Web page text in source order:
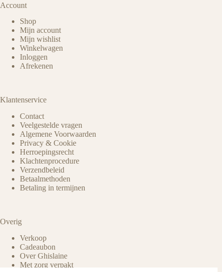
Account
Shop
Mijn account
Mijn wishlist
Winkelwagen
Inloggen
Afrekenen
Klantenservice
Contact
Veelgestelde vragen
Algemene Voorwaarden
Privacy & Cookie
Herroepingsrecht
Klachtenprocedure
Verzendbeleid
Betaalmethoden
Betaling in termijnen
Overig
Verkoop
Cadeaubon
Over Ghislaine
Met zorg verpakt